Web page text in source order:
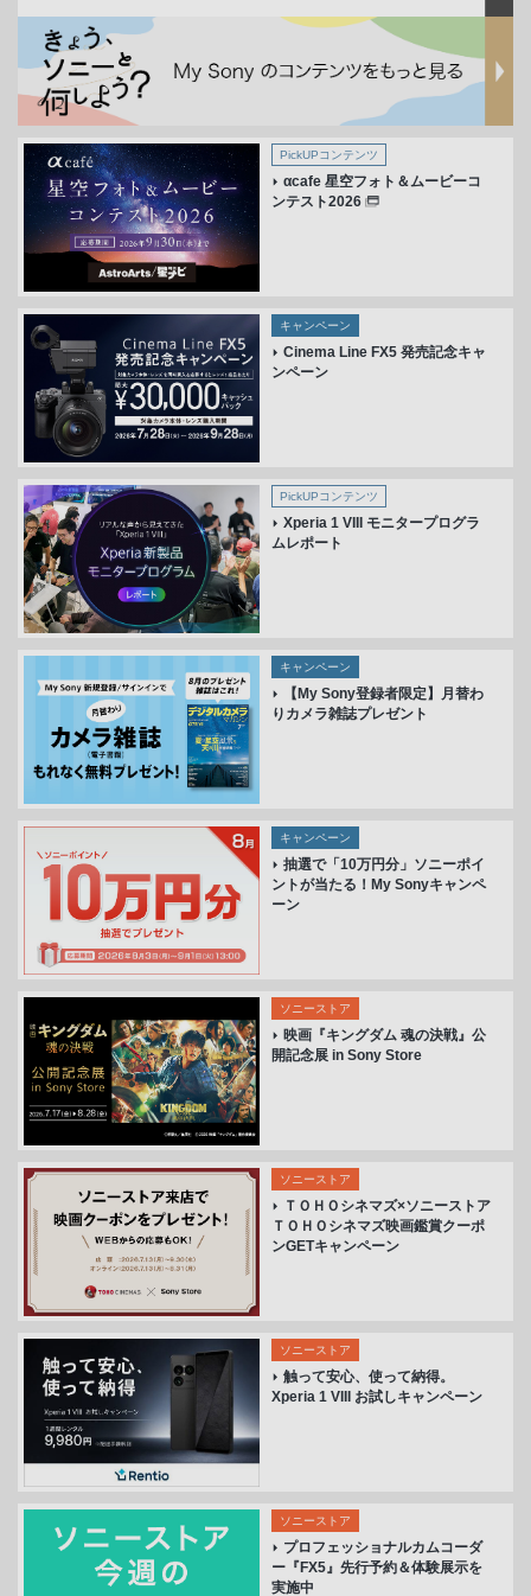
PickUPコンテンツ
αcafe 星空フォト＆ムービーコ
ンテスト2026
キャンペーン
Cinema Line FX5 発売記念キャ
ンペーン
PickUPコンテンツ
Xperia 1 VIII モニタープログラ
ムレポート
キャンペーン
【My Sony登録者限定】月替わ
りカメラ雑誌プレゼント
キャンペーン
抽選で「10万円分」ソニーポイ
ントが当たる！My Sonyキャンペ
ーン
ソニーストア
映画『キングダム 魂の決戦』公
開記念展 in Sony Store
ソニーストア
ＴＯＨＯシネマズ×ソニーストア
ＴＯＨＯシネマズ映画鑑賞クーポ
ンGETキャンペーン
ソニーストア
触って安心、使って納得。
Xperia 1 VIII お試しキャンペーン
ソニーストア
プロフェッショナルカムコーダ
ー『FX5』先行予約＆体験展示を
実施中